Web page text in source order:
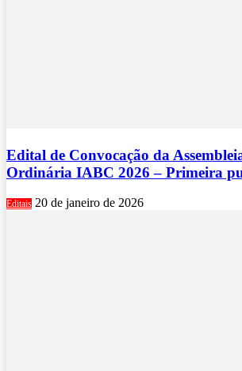
Edital de Convocação da
Ordinária IABC 2026 – Primeira
Editais 20 de janeiro de 2026